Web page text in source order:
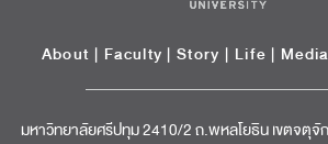
About | Faculty | Story | Life | Media
มหาวิทยาลัยศรีปทุม 2410/2 ถ.พหลโยธิน เขตจตุจั